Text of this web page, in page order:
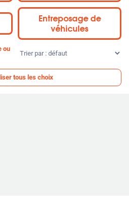
Entreposage de
véhicules
ou
Trier
:
tous les choix